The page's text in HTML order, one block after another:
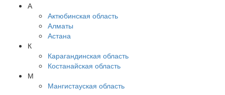
А
Актюбинская область
Алматы
Астана
К
Карагандинская область
Костанайская область
М
Мангистауская область